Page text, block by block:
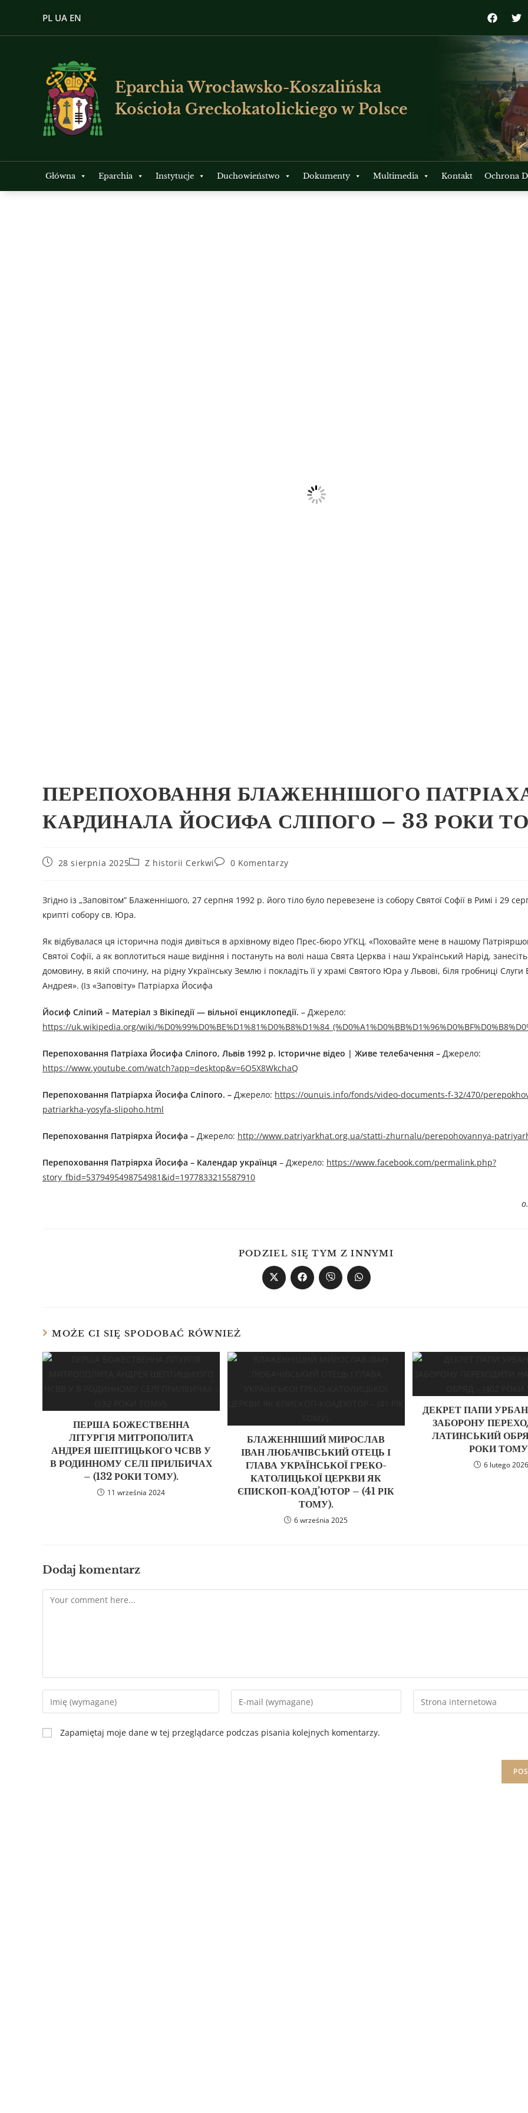
PL UA EN
Eparchia Wrocławsko-Koszalińska
Kościoła Greckokatolickiego w Polsce
Główna Eparchia Instytucje Duchowieństwo Dokumenty Multimedia Kontakt Ochrona
ПЕРЕПОХОВАННЯ БЛАЖЕННІШОГО
КАРДИНАЛА ЙОСИФА СЛІПОГО – 33 РОКИ
28 sierpnia 2025 Z historii Cerkwi 0 Komentarzy
Згідно із „Заповітом” Блаженнішого, 27 серпня 1992 р. його тіло було перевезене із собору Святої Софії в Римі і 29
крипті собору св. Юра.
Як відбувалася ця історична подія дивіться в архівному відео Прес-бюро УГКЦ. «Поховайте мене в нашому
Святої Софії, а як воплотиться наше видіння і постануть на волі наша Свята Церква і наш Український Нарід,
домовину, в якій спочину, на рідну Українську Землю і покладіть її у храмі Святого Юра у Львові, біля гробниці Слуги
Андрея». (Із «Заповіту» Патріарха Йосифа
Йосиф Сліпий – Матеріал з Вікіпедії — вільної енциклопедії. – Джерелo:
https://uk.wikipedia.org/wiki/
Перепоховання Патріаха Йосифа Сліпого, Львів 1992 р. Історичне відео | Живе телебачення – Джерелo:
https://www.youtube.com/watch?app=desktop&v=6O5X8WkchaQ
Перепоховання Патріарха Йосифа Сліпого. – Джерелo: https://ounuis.info/fonds/video-documents-f-32/470/
patriarkha-yosyfa-slipoho.html
Перепоховання Патріярха Йосифа – Джерелo: http://www.patriyarkhat.org.ua/statti-zhurnalu/perepohovannya-
Перепоховання Патріярха Йосифа – Календар українця – Джерелo: https://www.facebook.com/permalink.php?
story_fbid=5379495498754981&id=1977833215587910
PODZIEL SIĘ TYM Z INNYMI
MOŻE CI SIĘ SPODOBAĆ RÓWNIEŻ
ПЕРША БОЖЕСТВЕННА
ЛІТУРГІЯ МИТРОПОЛИТА
АНДРЕЯ ШЕПТИЦЬКОГО ЧСВВ У
В РОДИННОМУ СЕЛІ ПРИЛБИЧАХ
– (132 РОКИ ТОМУ).
11 września 2024
БЛАЖЕННІШИЙ МИРОСЛАВ
ІВАН ЛЮБАЧІВСЬКИЙ ОТЕЦЬ І
ГЛАВА УКРАЇНСЬКОЇ ГРЕКО-
КАТОЛИЦЬКОЇ ЦЕРКВИ ЯК
ЄПИСКОП-КОАД’ЮТОР – (41 РІК
ТОМУ).
6 września 2025
ДЕКРЕТ ПАПИ
ЗАБОРОНУ
ЛАТИНСЬКИЙ
РОКИ
6 lutego 2026
Dodaj komentarz
Zapamiętaj moje dane w tej przeglądarce podczas pisania kolejnych komentarzy.